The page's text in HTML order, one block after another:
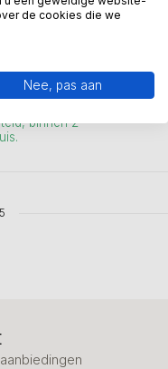
en geplaatst
sokkel en heeft...
binnen 2
de cookies die we
Nee, pas aan